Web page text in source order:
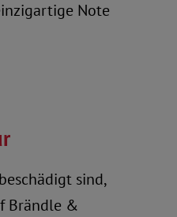
Note
sind,
Brändle &